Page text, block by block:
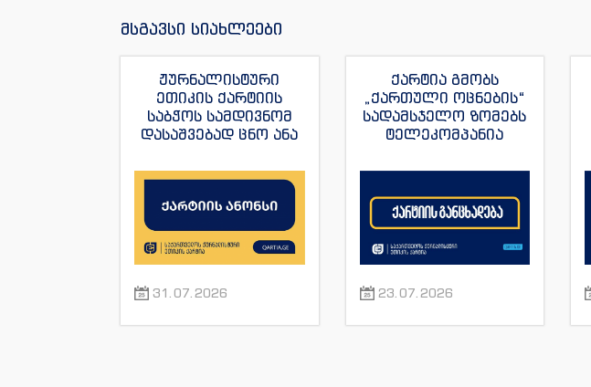
მსგავსი სიახლეები
ჟურნალისტური
ეთიკის ქარტიის
საბჭოს სამდივნომ
დასაშვებად ცნო ანა
განცხადება “ტვ
ჟურნალისტის მაკა
ანდრონიკაშვილის
წინააღმდეგ.
31.07.2026
ქარტია გმობს
„ქართული ოცნების“
სადამსჯელო ზომებს
ტელეკომპანია
სანაიას და მისი სხვა
მიმართ
23.07.2026